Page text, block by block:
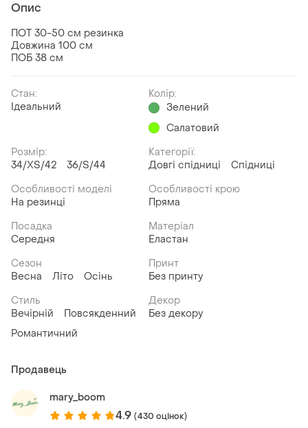
Опис
ПОТ 30-50 см резинка
Довжина 100 см
ПОБ 38 см
Стан:
Ідеальний
Колір:
Зелений
Салатовий
Розмір:
34/XS/42
36/S/44
Категорії:
Довгі спідниці
Спідниці
Особливості моделі
На резинці
Особливості крою
Пряма
Посадка
Середня
Матеріал
Еластан
Сезон
Весна
Літо Осінь
Принт
Без принту
Стиль
Вечірній
Повсякденний
Романтичний
Декор
Без декору
Продавець
mary_boom
4.9 (430 оцінок)